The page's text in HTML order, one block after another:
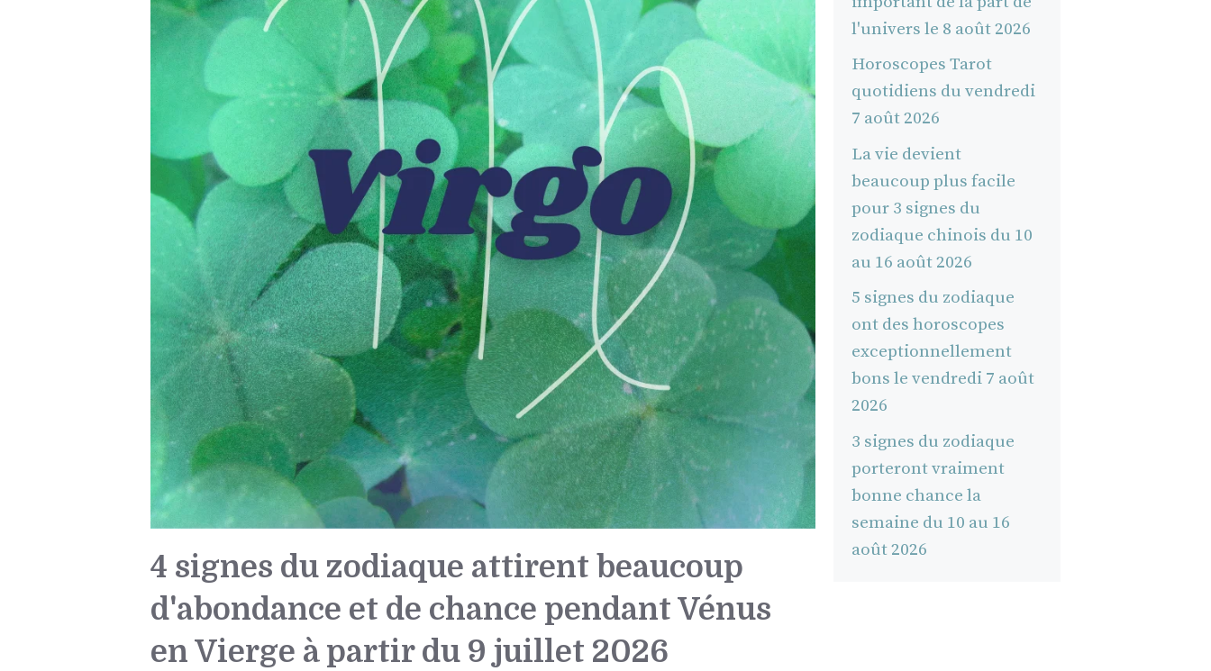
4 signes du zodiaque attirent beaucoup
d'abondance et de chance pendant Vénus
en Vierge à partir du 9 juillet 2026
l'univers le 8 août 2026
Horoscopes Tarot
quotidiens du vendredi
7 août 2026
La vie devient
beaucoup plus facile
pour 3 signes du
zodiaque chinois du 10
au 16 août 2026
5 signes du zodiaque
ont des horoscopes
exceptionnellement
bons le vendredi 7 août
2026
3 signes du zodiaque
porteront vraiment
bonne chance la
semaine du 10 au 16
août 2026